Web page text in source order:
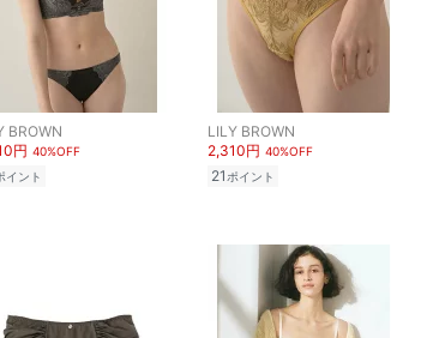
BROWN
円 40%OFF
イント
LILY BROWN
2,310円 40%OFF
21 ポイント